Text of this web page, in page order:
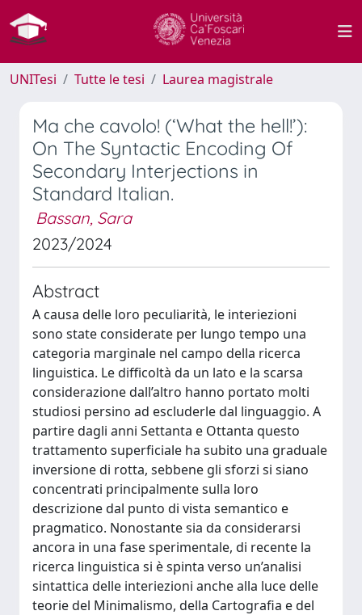
UNITesi Tutte le tesi Laurea magistrale
Ma che cavolo! (‘What the hell!’):
On The Syntactic Encoding Of
Secondary Interjections in
Standard Italian.
Bassan, Sara
2023/2024
Abstract
A causa delle loro peculiarità, le interiezioni
sono state considerate per lungo tempo una
categoria marginale nel campo della ricerca
linguistica. Le difficoltà da un lato e la scarsa
considerazione dall’altro hanno portato molti
studiosi persino ad escluderle dal linguaggio. A
partire dagli anni Settanta e Ottanta questo
trattamento superficiale ha subito una graduale
inversione di rotta, sebbene gli sforzi si siano
concentrati principalmente sulla loro
descrizione dal punto di vista semantico e
pragmatico. Nonostante sia da considerarsi
ancora in una fase sperimentale, di recente la
ricerca linguistica si è spinta verso un’analisi
sintattica delle interiezioni anche alla luce delle
teorie del Minimalismo, della Cartografia e del